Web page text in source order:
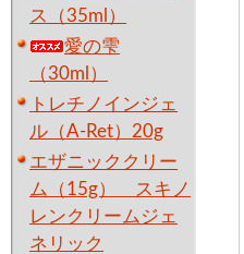
ス（35ml）
愛の雫
（30ml）
トレチノインジェ
ル（A-Ret）20g
エザニッククリー
ム（15g） スキノ
レンクリームジェ
ネリック